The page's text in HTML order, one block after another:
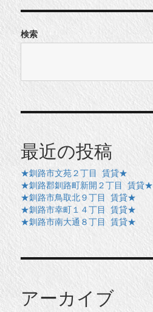
検索
最近の投稿
★釧路市文苑２丁目 賃貸★
★釧路郡釧路町新開２丁目 賃貸★
★釧路市鳥取北９丁目 賃貸★
★釧路市幸町１４丁目 賃貸★
★釧路市南大通８丁目 賃貸★
アーカイブ